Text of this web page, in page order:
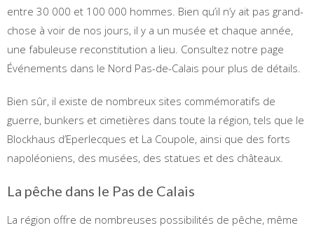
entre 30 000 et 100 000 hommes. Bien qu’il n’y ait pas grand-
chose à voir de nos jours, il y a un musée et chaque année,
une fabuleuse reconstitution a lieu. Consultez notre page
Événements dans le Nord Pas-de-Calais pour plus de détails.
Bien sûr, il existe de nombreux sites commémoratifs de
guerre, bunkers et cimetières dans toute la région, tels que le
Blockhaus d’Eperlecques et La Coupole, ainsi que des forts
napoléoniens, des musées, des statues et des châteaux.
La pêche dans le Pas de Calais
La région offre de nombreuses possibilités de pêche, même